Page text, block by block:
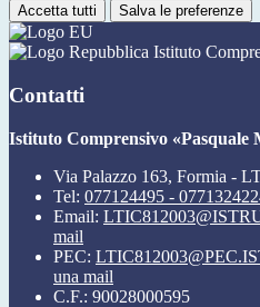
Accetta tutti Salva le preferenze
Istituto
Contatti
Istituto Comprensivo «Pasquale
Via Palazzo 163, Formia -
Tel: 077124495 -
Email:
mail
PEC:
una mail
C.F.: 90028000595